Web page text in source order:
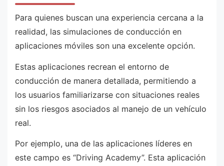
Para quienes buscan una experiencia cercana a la
realidad, las simulaciones de conducción en
aplicaciones móviles son una excelente opción.
Estas aplicaciones recrean el entorno de
conducción de manera detallada, permitiendo a
los usuarios familiarizarse con situaciones reales
sin los riesgos asociados al manejo de un vehículo
real.
Por ejemplo, una de las aplicaciones líderes en
este campo es “Driving Academy”. Esta aplicación